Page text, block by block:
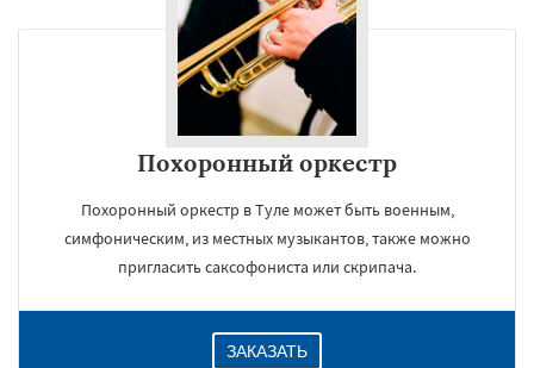
Похоронный оркестр
Похоронный оркестр в Туле может быть военным,
симфоническим, из местных музыкантов, также можно
пригласить саксофониста или скрипача.
ЗАКАЗАТЬ